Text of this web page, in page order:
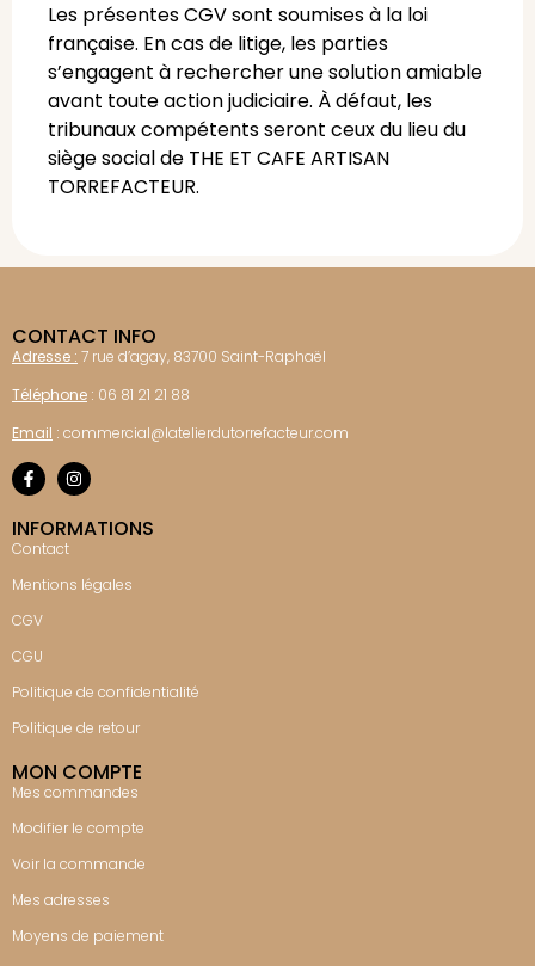
Les présentes CGV sont soumises à la loi
française. En cas de litige, les parties
s’engagent à rechercher une solution amiable
avant toute action judiciaire. À défaut, les
tribunaux compétents seront ceux du lieu du
siège social de THE ET CAFE ARTISAN
TORREFACTEUR.
CONTACT INFO
Adresse : 7 rue d’agay, 83700 Saint-Raphaël
Téléphone : 06 81 21 21 88
Email : commercial@latelierdutorrefacteur.com
INFORMATIONS
Contact
Mentions légales
CGV
CGU
Politique de confidentialité
Politique de retour
MON COMPTE
Mes commandes
Modifier le compte
Voir la commande
Mes adresses
Moyens de paiement